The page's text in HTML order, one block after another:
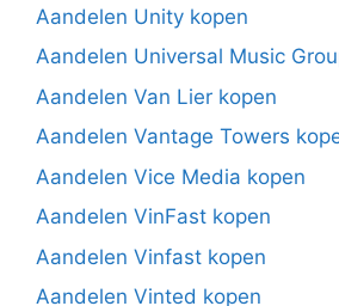
Aandelen Unity kopen
Aandelen Universal Music
Aandelen Van Lier kopen
Aandelen Vantage Towers
Aandelen Vice Media kopen
Aandelen VinFast kopen
Aandelen Vinfast kopen
Aandelen Vinted kopen